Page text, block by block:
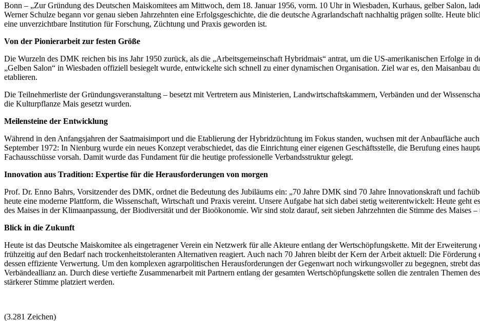
Bonn – „Zur Gründung des Deutschen Maiskomitees am Mittwoch, dem 18. Januar 1956, vorm. 10 Uhr in Wiesbaden, Kurhaus, gelber Salon,
Werner Schulze begann vor genau sieben Jahrzehnten eine Erfolgsgeschichte, die die deutsche Agrarlandschaft nachhaltig prägen sollte. Heute
eine unverzichtbare Institution für Forschung, Züchtung und Praxis geworden ist.
Von der Pionierarbeit zur festen Größe
Die Wurzeln des DMK reichen bis ins Jahr 1950 zurück, als die „Arbeitsgemeinschaft Hybridmais“ antrat, um die US-amerikanischen Erfolge in
„Gelben Salon“ in Wiesbaden offiziell besiegelt wurde, entwickelte sich schnell zu einer dynamischen Organisation. Ziel war es, den Maisanbau
etablieren.
Die Teilnehmerliste der Gründungsveranstaltung – besetzt mit Vertretern aus Ministerien, Landwirtschaftskammern, Verbänden und der
die Kulturpflanze Mais gesetzt wurden.
Meilensteine der Entwicklung
Während in den Anfangsjahren der Saatmaisimport und die Etablierung der Hybridzüchtung im Fokus standen, wuchsen mit der Anbaufläche
September 1972: In Nienburg wurde ein neues Konzept verabschiedet, das die Einrichtung einer eigenen Geschäftsstelle, die Berufung eines
Fachausschüsse vorsah. Damit wurde das Fundament für die heutige professionelle Verbandsstruktur gelegt.
Innovation aus Tradition: Expertise für die Herausforderungen von morgen
Prof. Dr. Enno Bahrs, Vorsitzender des DMK, ordnet die Bedeutung des Jubiläums ein: „70 Jahre DMK sind 70 Jahre Innovationskraft und
heute eine moderne Plattform, die Wissenschaft, Wirtschaft und Praxis vereint. Unsere Aufgabe hat sich dabei stetig weiterentwickelt: Heute geht
des Maises in der Klimaanpassung, der Biodiversität und der Bioökonomie. Wir sind stolz darauf, seit sieben Jahrzehnten die Stimme des Maises
Blick in die Zukunft
Heute ist das Deutsche Maiskomitee als eingetragener Verein ein Netzwerk für alle Akteure entlang der Wertschöpfungskette. Mit der
frühzeitig auf den Bedarf nach trockenheitstoleranten Alternativen reagiert. Auch nach 70 Jahren bleibt der Kern der Arbeit aktuell: Die
dessen effiziente Verwertung. Um den komplexen agrarpolitischen Herausforderungen der Gegenwart noch wirkungsvoller zu begegnen, strebt
Verbändeallianz an. Durch diese vertiefte Zusammenarbeit mit Partnern entlang der gesamten Wertschöpfungskette sollen die zentralen Themen
stärkerer Stimme platziert werden.
(3.281 Zeichen)